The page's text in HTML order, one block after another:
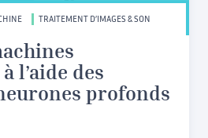
TRAITEMENT D’IMAGES & SON
l’aide des
profonds